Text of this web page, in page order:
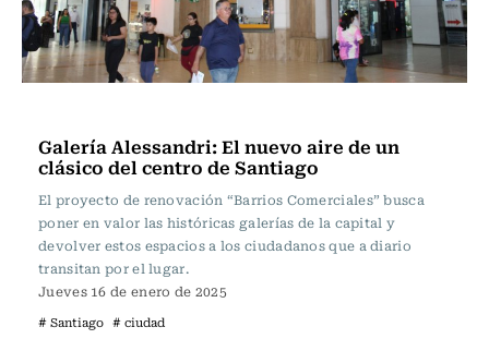
Galería Alessandri: El nuevo aire de un
clásico del centro de Santiago
El proyecto de renovación “Barrios Comerciales” busca
poner en valor las históricas galerías de la capital y
devolver estos espacios a los ciudadanos que a diario
transitan por el lugar.
Jueves 16 de enero de 2025
# Santiago # ciudad